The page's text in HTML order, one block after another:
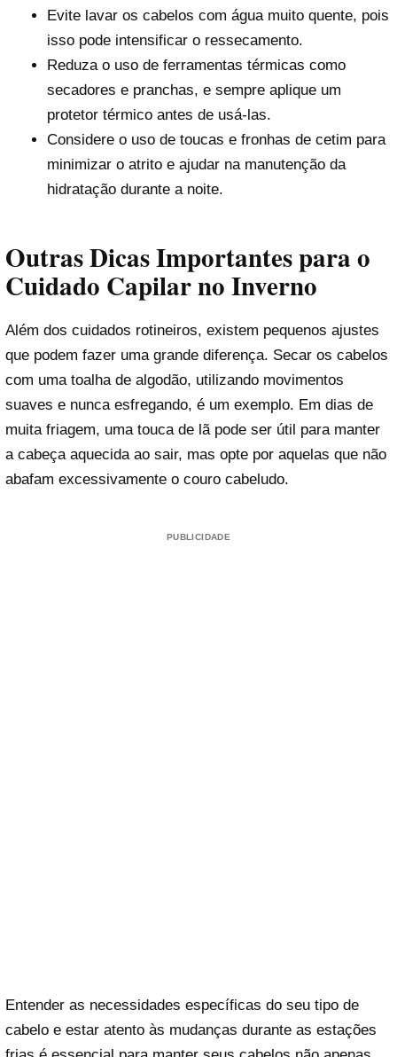
Evite lavar os cabelos com água muito quente, pois
isso pode intensificar o ressecamento.
Reduza o uso de ferramentas térmicas como
secadores e pranchas, e sempre aplique um
protetor térmico antes de usá-las.
Considere o uso de toucas e fronhas de cetim para
minimizar o atrito e ajudar na manutenção da
hidratação durante a noite.
Outras Dicas Importantes para o
Cuidado Capilar no Inverno
Além dos cuidados rotineiros, existem pequenos ajustes
que podem fazer uma grande diferença. Secar os cabelos
com uma toalha de algodão, utilizando movimentos
suaves e nunca esfregando, é um exemplo. Em dias de
muita friagem, uma touca de lã pode ser útil para manter
a cabeça aquecida ao sair, mas opte por aquelas que não
abafam excessivamente o couro cabeludo.
PUBLICIDADE
Entender as necessidades específicas do seu tipo de
cabelo e estar atento às mudanças durante as estações